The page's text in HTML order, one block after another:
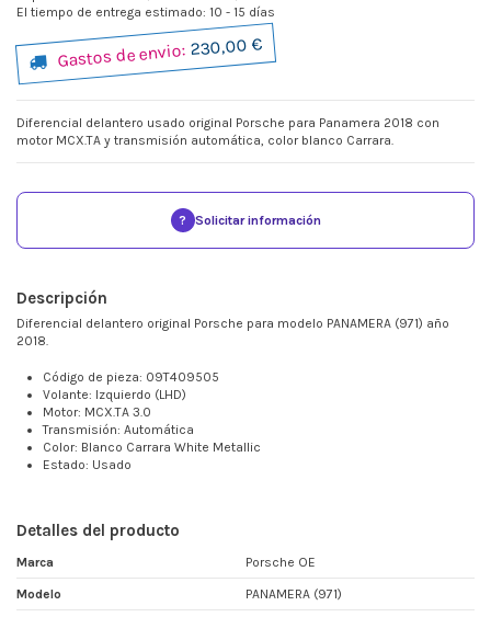
El tiempo de entrega estimado: 10 - 15 días
Gastos de envio:230,00 €
Diferencial delantero usado original Porsche para Panamera 2018 con
motor MCX.TA y transmisión automática, color blanco Carrara.
? Solicitar información
Descripción
Diferencial delantero original Porsche para modelo PANAMERA (971) año
2018.
Código de pieza: 09T409505
Volante: Izquierdo (LHD)
Motor: MCX.TA 3.0
Transmisión: Automática
Color: Blanco Carrara White Metallic
Estado: Usado
Detalles del producto
Marca Porsche OE
Modelo PANAMERA (971)